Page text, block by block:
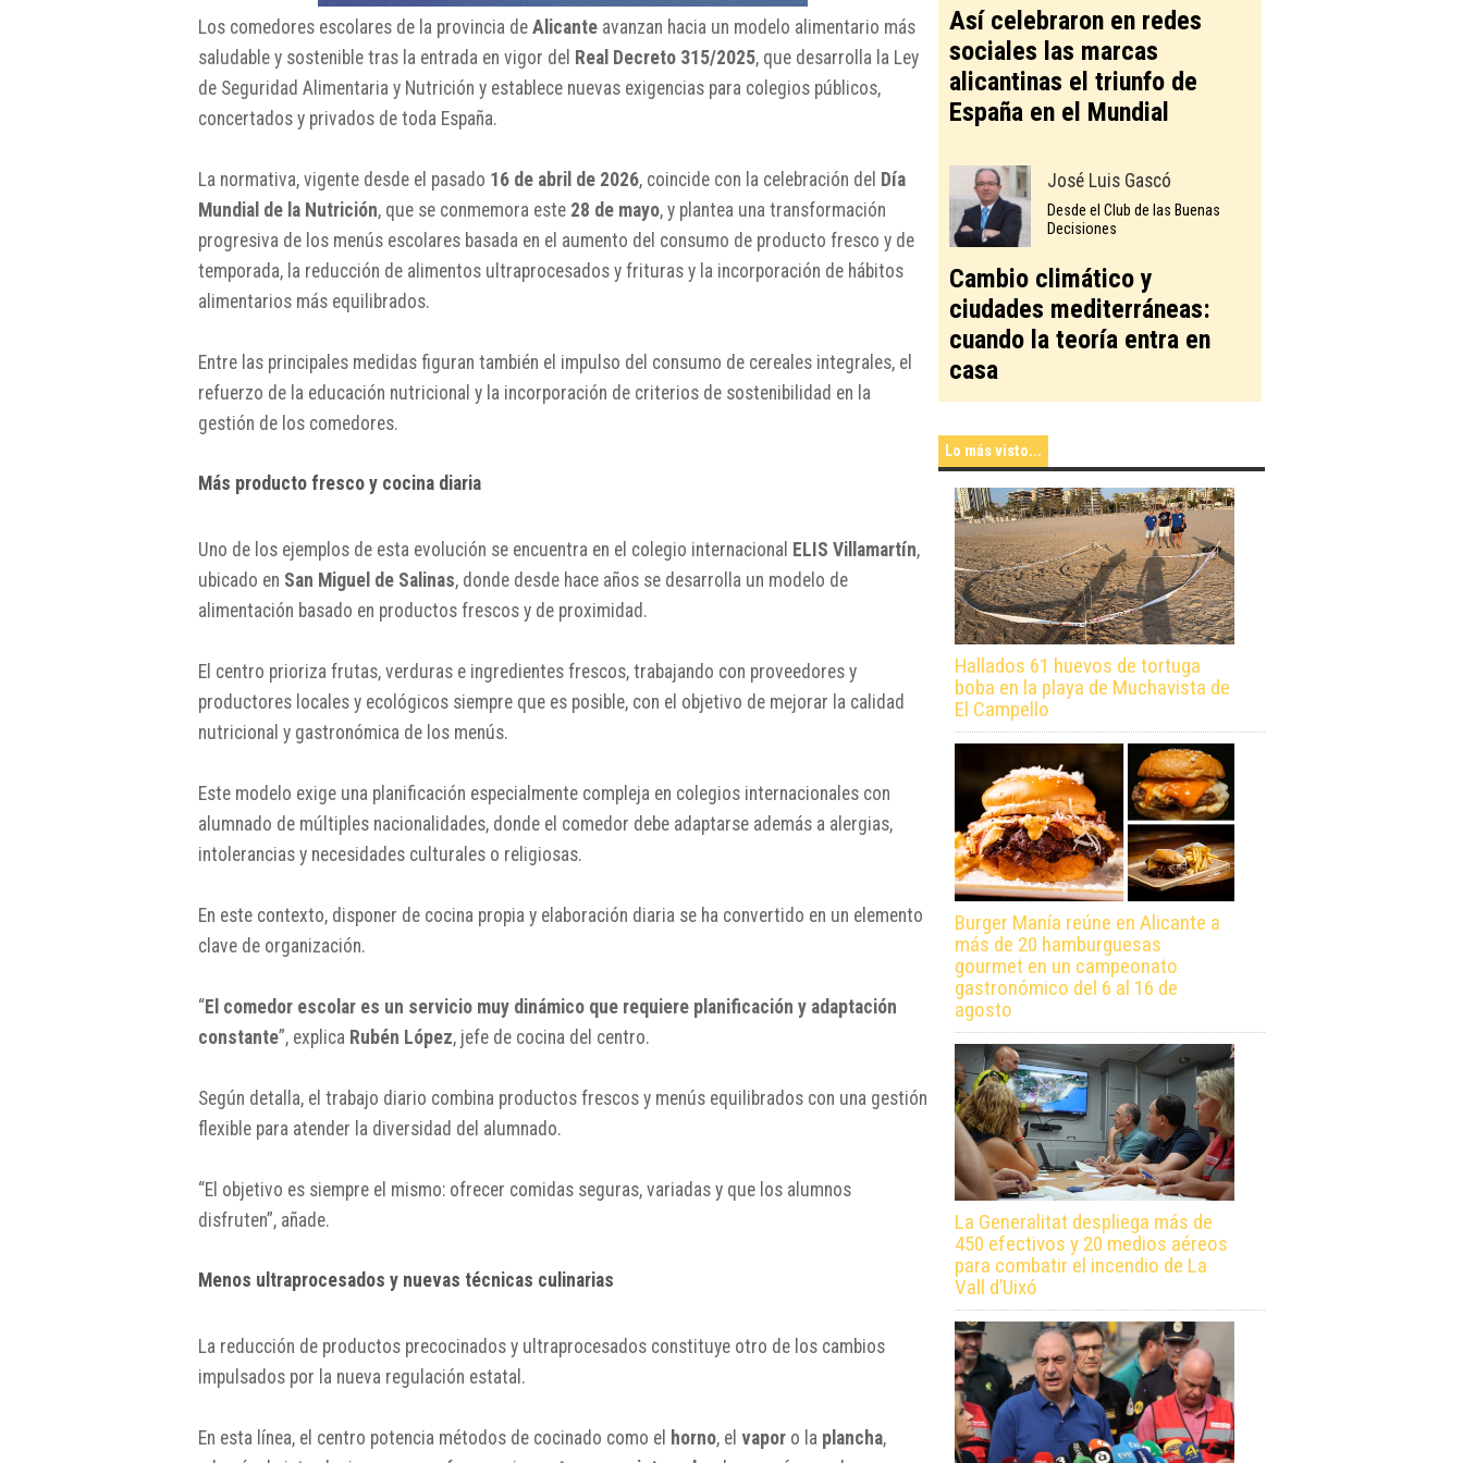
Los comedores escolares de la provincia de Alicante avanzan hacia un modelo alimentario más
saludable y sostenible tras la entrada en vigor del Real Decreto 315/2025, que desarrolla la Ley
de Seguridad Alimentaria y Nutrición y establece nuevas exigencias para colegios públicos,
concertados y privados de toda España.
La normativa, vigente desde el pasado 16 de abril de 2026, coincide con la celebración del Día
Mundial de la Nutrición, que se conmemora este 28 de mayo, y plantea una transformación
progresiva de los menús escolares basada en el aumento del consumo de producto fresco y de
temporada, la reducción de alimentos ultraprocesados y frituras y la incorporación de hábitos
alimentarios más equilibrados.
Entre las principales medidas figuran también el impulso del consumo de cereales integrales, el
refuerzo de la educación nutricional y la incorporación de criterios de sostenibilidad en la
gestión de los comedores.
Más producto fresco y cocina diaria
Uno de los ejemplos de esta evolución se encuentra en el colegio internacional ELIS Villamartín,
ubicado en San Miguel de Salinas, donde desde hace años se desarrolla un modelo de
alimentación basado en productos frescos y de proximidad.
El centro prioriza frutas, verduras e ingredientes frescos, trabajando con proveedores y
productores locales y ecológicos siempre que es posible, con el objetivo de mejorar la calidad
nutricional y gastronómica de los menús.
Este modelo exige una planificación especialmente compleja en colegios internacionales con
alumnado de múltiples nacionalidades, donde el comedor debe adaptarse además a alergias,
intolerancias y necesidades culturales o religiosas.
En este contexto, disponer de cocina propia y elaboración diaria se ha convertido en un elemento
clave de organización.
“El comedor escolar es un servicio muy dinámico que requiere planificación y adaptación
constante”, explica Rubén López, jefe de cocina del centro.
Según detalla, el trabajo diario combina productos frescos y menús equilibrados con una gestión
flexible para atender la diversidad del alumnado.
“El objetivo es siempre el mismo: ofrecer comidas seguras, variadas y que los alumnos
disfruten”, añade.
Menos ultraprocesados y nuevas técnicas culinarias
La reducción de productos precocinados y ultraprocesados constituye otro de los cambios
impulsados por la nueva regulación estatal.
En esta línea, el centro potencia métodos de cocinado como el horno, el vapor o la plancha,
Así celebraron en redes
sociales las marcas
alicantinas el triunfo de
España en el Mundial
José Luis Gascó
Desde el Club de las Buenas
Decisiones
Cambio climático y
ciudades mediterráneas:
cuando la teoría entra en
casa
Lo más visto...
Hallados 61 huevos de tortuga
boba en la playa de Muchavista de
El Campello
Burger Manía reúne en Alicante a
más de 20 hamburguesas
gourmet en un campeonato
gastronómico del 6 al 16 de
agosto
La Generalitat despliega más de
450 efectivos y 20 medios aéreos
para combatir el incendio de La
Vall d’Uixó